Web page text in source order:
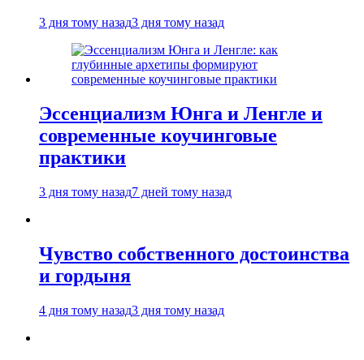
3 дня тому назад3 дня тому назад
Эссенциализм Юнга и Ленгле и
современные коучинговые
практики
3 дня тому назад7 дней тому назад
Чувство собственного достоинства
и гордыня
4 дня тому назад3 дня тому назад